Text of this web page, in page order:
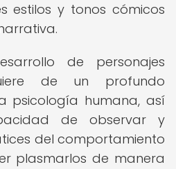
estilos y tonos cómicos
de personajes
de un profundo
psicología humana, así
de observar y
del comportamiento
plasmarlos de manera